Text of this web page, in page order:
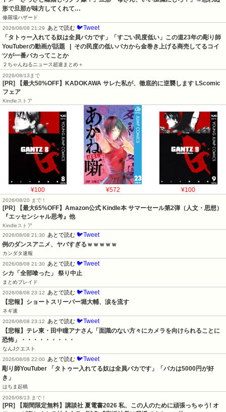
形で旦那が味方してくれて…
修羅場ハザード
2026/08/08 21:29
あとで読む 🐦Tweet
「タトゥー入れてる奴は全員バカです」「すごい民度低い」この道23年の彫り師
YouTuberの動画が話題   |  その民度の低いバカから金巻き上げる商売してるコイ
ツが一番バカってことか
２ちゃんねるニュース超速まとめ＋
2026/08/13まで
[PR] 【最大50%OFF】KADOKAWA サレた私が、徹底的に逆襲します LScomic
フェア
Kindleストア
¥100 ¥572 ¥100
2026/08/20 まで！
[PR]
【最大65%OFF】Amazon公式 Kindle本 サマーセール第2弾（人文・思想）
『エッセンシャル思考』他
Kindleストア
2026/08/08 21:30
あとで読む 🐦Tweet
例のダンスアニメ、ヤバすぎるｗｗｗｗｗ
カンダタ速報
2026/08/08 21:30
あとで読む 🐦Tweet
シカ「全部喰った」 祭り中止
まとめブレイド
2026/08/08 23:12
あとで読む 🐦Tweet
【悲報】ショートスリーパー堀大輔、涙を流す
ネギ速
2026/08/08 23:12
あとで読む 🐦Tweet
【悲報】テレ東・田中瞳アナさん「面識のない方々にカメラを向けられることに
恐怖」・・・・・・・・・
なんJクエスト
2026/08/08 22:00
あとで読む 🐦Tweet
彫り師YouTuber 「タトゥー入れてる奴は全員バカです」「バカは5000円が好
き」
はちま起稿
2026/08/13 まで！
[PR] 【期間限定無料】講談社 夏電書2026 私、この人のために頑張っちゃう! オ